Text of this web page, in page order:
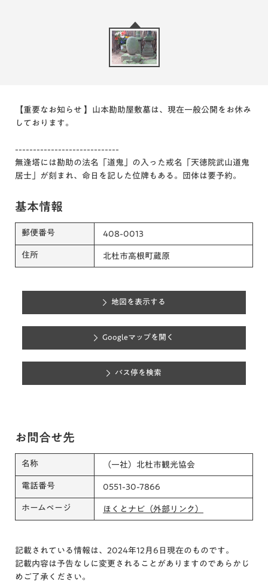
【重要なお知らせ 】山本勘助屋敷墓は、現在一般公開をお休み
しております。
-----------------------------
無逢塔には勘助の法名「道鬼」の入った戒名「天徳院武山道鬼
居士」が刻まれ、命日を記した位牌もある。団体は要予約。
基本情報
郵便番号 408-0013
住所 北杜市高根町蔵原
地図を表示する
Googleマップを開く
バス停を検索
お問合せ先
名称 （一社）北杜市観光協会
電話番号 0551-30-7866
ホームページ ほくとナビ（外部リンク）
記載されている情報は、2024年12月6日現在のものです。
記載内容は予告なしに変更されることがありますのであらかじ
めご了承ください。